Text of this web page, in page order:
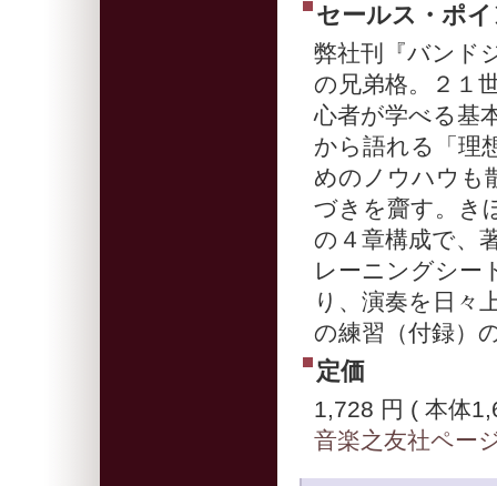
セールス・ポ
弊社刊『バンド
の兄弟格。２１
心者が学べる基
から語れる「理
めのノウハウも
づきを齎す。き
の４章構成で、
レーニングシー
り、演奏を日々
の練習（付録）
定価
1,728 円 ( 本体
音楽之友社ペー